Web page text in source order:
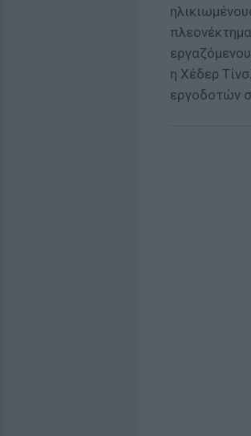
η Χέδερ
εργοδοτών